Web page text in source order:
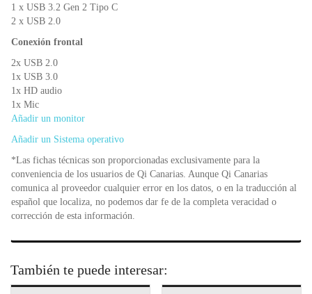
1 x USB 3.2 Gen 2 Tipo C
2 x USB 2.0
Conexión frontal
2x USB 2.0
1x USB 3.0
1x HD audio
1x Mic
Añadir un monitor
Añadir un Sistema operativo
*Las fichas técnicas son proporcionadas exclusivamente para la
conveniencia de los usuarios de Qi Canarias. Aunque Qi Canarias
comunica al proveedor cualquier error en los datos, o en la traducción al
español que localiza, no podemos dar fe de la completa veracidad o
corrección de esta información.
También te puede interesar: